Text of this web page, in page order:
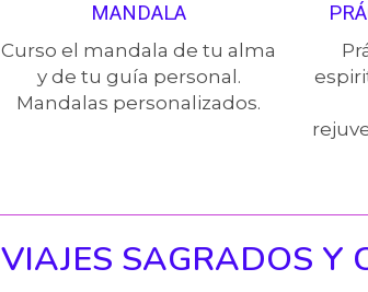
MANDALA
Curso el mandala de tu alma
y de tu guía personal.
Mandalas personalizados.
VIAJES SAGRADOS Y